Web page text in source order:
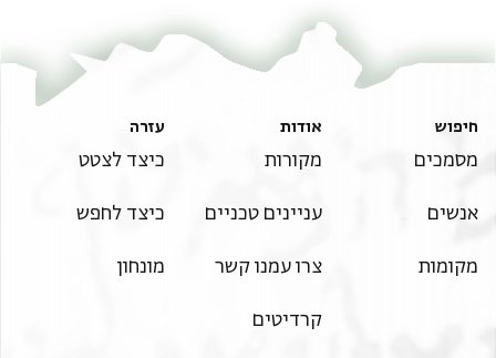
] עלי הדה אלמנחה אלגליל[ה] אלכטירה ווגהת
] פארגו עיש ואכמל נעמה ואעלי גד
] בן תו[ ] בע [ ]ת את
חיפוש
מסמכים
אנשים
מקומות
אודות
מקורות
עניינים טכניים
צרו עמנו קשר
קרדיטים
עזרה
כיצד לצטט
כיצד לחפש
מונחון